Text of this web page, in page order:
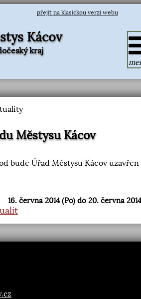
přejít na klasickou verzi webu
Kácov
kraj
Městysu Kácov
bude Úřad Městysu Kácov uzavřen
16. června 2014 (Po) do 20. června